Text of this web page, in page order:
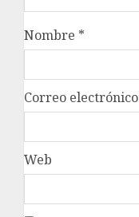
Nombre *
Correo electrónico
Web